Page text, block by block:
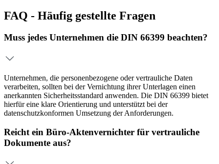
FAQ - Häufig gestellte Fragen
Muss jedes Unternehmen die DIN 66399 beachten?
Unternehmen, die personenbezogene oder vertrauliche Daten
verarbeiten, sollten bei der Vernichtung ihrer Unterlagen einen
anerkannten Sicherheitsstandard anwenden. Die DIN 66399 bietet
hierfür eine klare Orientierung und unterstützt bei der
datenschutzkonformen Umsetzung der Anforderungen.
Reicht ein Büro-Aktenvernichter für vertrauliche
Dokumente aus?